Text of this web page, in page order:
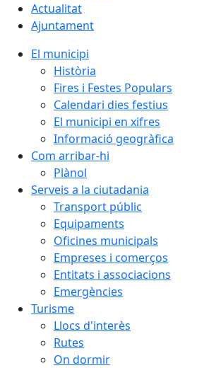
Actualitat
Ajuntament
El municipi
Història
Fires i Festes Populars
Calendari dies festius
El municipi en xifres
Informació geogràfica
Com arribar-hi
Plànol
Serveis a la ciutadania
Transport públic
Equipaments
Oficines municipals
Empreses i comerços
Entitats i associacions
Emergències
Turisme
Llocs d'interès
Rutes
On dormir